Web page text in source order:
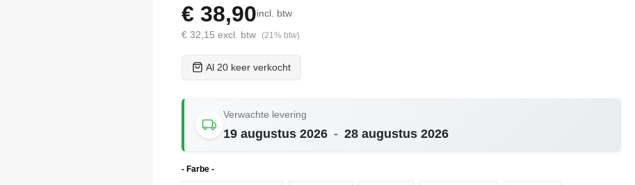
€ 38,90incl. btw
€ 32,15 excl. btw (21% btw)
Al 20 keer verkocht
Verwachte levering
19 augustus 2026 - 28 augustus 2026
Selecteer
- Farbe -